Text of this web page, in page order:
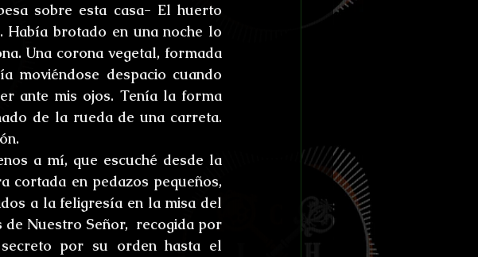
sobre esta casa- El huerto
Había brotado en una noche lo
Una corona vegetal, formada
moviéndose despacio cuando
ante mis ojos. Tenía la forma
de la rueda de una carreta.
a mí, que escuché desde la
en pedazos pequeños,
a la feligresía en la misa del
Nuestro Señor,  recogida por
por su orden hasta el